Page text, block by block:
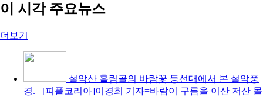
이 시각 주요뉴스
더보기
설악산 흘림골의 바람꽃 등선대에서 본 설악풍
경. [피플코리아]이경희 기자=바람이 구름을 이산 저산 몰